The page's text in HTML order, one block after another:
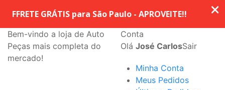
Bem-vindo a loja de Auto
Peças mais completa do
mercado!
Conta
OláJosé CarlosSair
Minha Conta
Meus Pedidos